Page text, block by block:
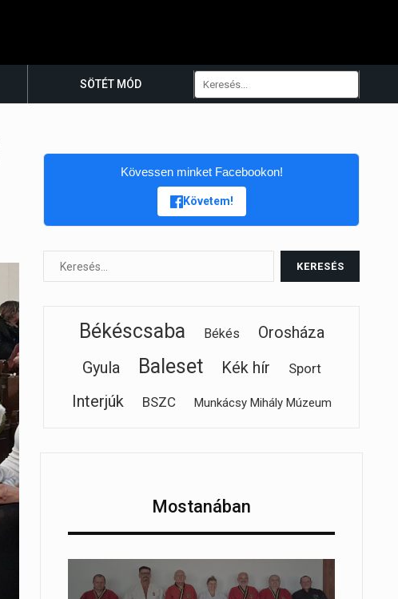
SÖTÉT MÓD
Kövessen minket Facebookon!
Követem!
Békéscsaba Békés
Orosháza
Gyula
Baleset Kék hír Sport
Interjúk BSZC Munkácsy Mihály Múzeum
Mostanában